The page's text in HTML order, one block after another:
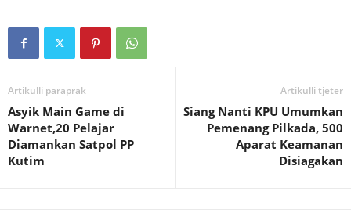
Artikulli paraprak
Asyik Main Game di
Warnet,20 Pelajar
Diamankan Satpol PP
Kutim
Artikulli tjetër
Siang Nanti KPU Umumkan
Pemenang Pilkada, 500
Aparat Keamanan
Disiagakan